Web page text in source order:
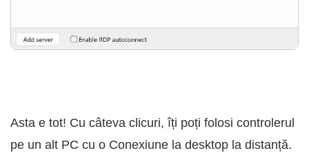
Asta e tot! Cu câteva clicuri, îți poți folosi controlerul
pe un alt PC cu o Conexiune la desktop la distanță.